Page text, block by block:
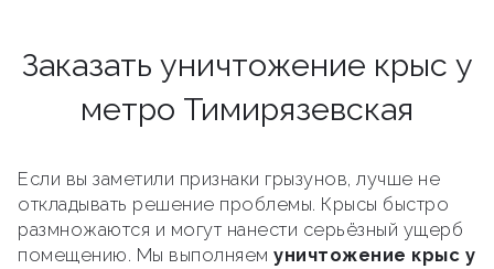
Заказать уничтожение крыс у
метро Тимирязевская
Если вы заметили признаки грызунов, лучше не
откладывать решение проблемы. Крысы быстро
размножаются и могут нанести серьёзный ущерб
помещению. Мы выполняем уничтожение крыс у